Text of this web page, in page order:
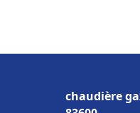
chaudière